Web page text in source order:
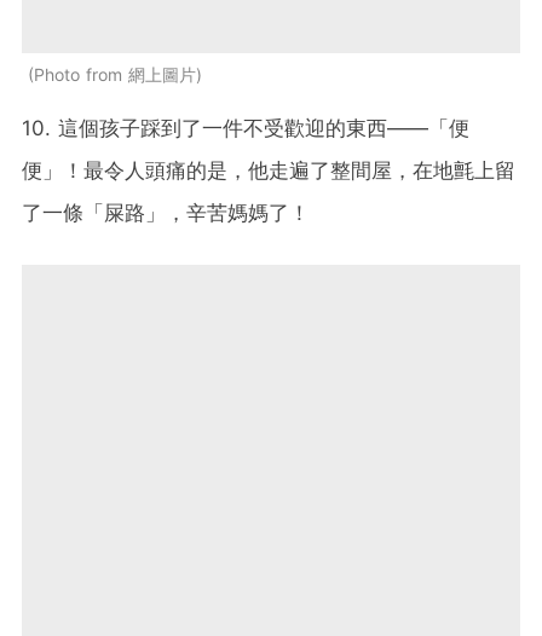
Photo from 網上圖片
10. 這個孩子踩到了一件不受歡迎的東西——「便
便」！最令人頭痛的是，他走遍了整間屋，在地氈上留
了一條「屎路」，辛苦媽媽了！